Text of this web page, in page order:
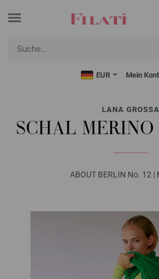
EUR Mein
LANA GROSSA
SCHAL MERINO
ABOUT BERLIN No. 12 |